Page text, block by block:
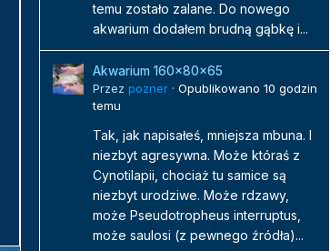
temu zostało zalane. Do nowego
akwarium dodałem brudną gąbkę i...
Akwarium 160x80x65
Przez pozner · Opublikowano 10 godzin
temu
Tak, jak napisałeś, mniejsza mbuna. I
niezbyt agresywna. Może któraś z
Cynotilapii, chociaż tu samice są
niezbyt urodziwe. Może rdzawy,
może Pseudotropheus interruptus,
może saulosi (z pewnego źródła)...